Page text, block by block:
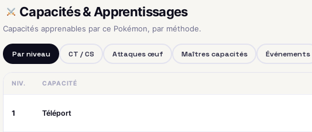
Capacités & Apprentissages
Capacités apprenables par ce Pokémon, par méthode.
Par niveau CT / CS Attaques œuf Maîtres capacités Événements
NIV. CAPACITÉ
1 Téléport